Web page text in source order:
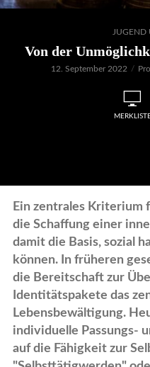
JUGEND
Von der
12. September 2022
Ein zentrales Kriterium
die Schaffung einer
damit die Basis, sozial
können. In früheren
die Bereitschaft zur
Identitätspakete das
Lebensbewältigung.
individuelle Passungs-
auf die Fähigkeit zur